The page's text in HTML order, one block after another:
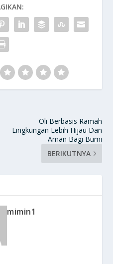
Oli Berbasis Ramah
Lingkungan Lebih Hijau Dan
Aman Bagi Bumi
BERIKUTNYA
mimin1